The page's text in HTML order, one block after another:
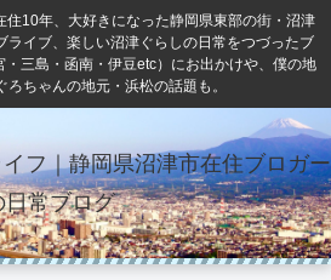
住10年、大好きになった静岡県東部の街・沼津
ライブ、楽しい沼津ぐらしの日常をつづったブ
・三島・函南・伊豆etc）にお出かけや、僕の地
ろちゃんの地元・浜松の話題も。
フ｜静岡県沼津市在住ブロガー
日常ブログ